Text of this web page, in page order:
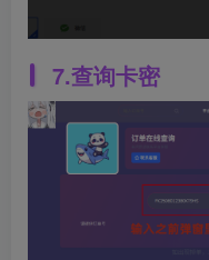
7.查询卡密